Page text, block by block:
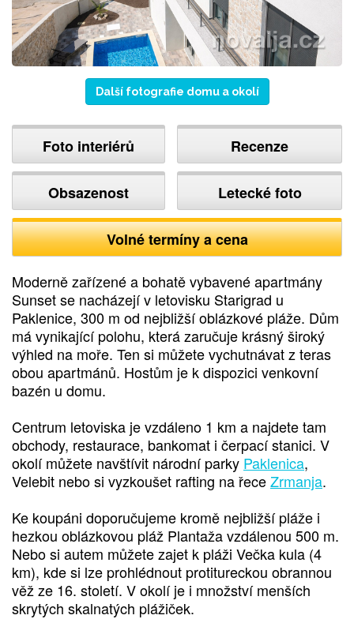
Další fotografie domu a okolí
Foto interiérů
Obsazenost
Recenze
Letecké foto
Volné termíny a cena
Moderně zařízené a bohatě vybavené apartmány
Sunset se nacházejí v letovisku Starigrad u
Paklenice, 300 m od nejbližší oblázkové pláže. Dům
má vynikající polohu, která zaručuje krásný široký
výhled na moře. Ten si můžete vychutnávat z teras
obou apartmánů. Hostům je k dispozici venkovní
bazén u domu.
Centrum letoviska je vzdáleno 1 km a najdete tam
obchody, restaurace, bankomat i čerpací stanici. V
okolí můžete navštívit národní parky Paklenica,
Velebit nebo si vyzkoušet rafting na řeceZrmanja.
Ke koupáni doporučujeme kromě nejbližší pláže i
hezkou oblázkovou pláž Plantaža vzdálenou 500 m.
Nebo si autem můžete zajet k pláži Večka kula (4
km), kde si lze prohlédnout protitureckou obrannou
věž ze 16. století. V okolí je i množství menších
skrytých skalnatých plážiček.